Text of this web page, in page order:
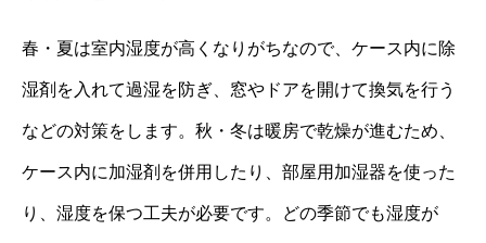
春・夏は室内湿度が高くなりがちなので、ケース内に除
湿剤を入れて過湿を防ぎ、窓やドアを開けて換気を行う
などの対策をします。秋・冬は暖房で乾燥が進むため、
ケース内に加湿剤を併用したり、部屋用加湿器を使った
り、湿度を保つ工夫が必要です。どの季節でも湿度が